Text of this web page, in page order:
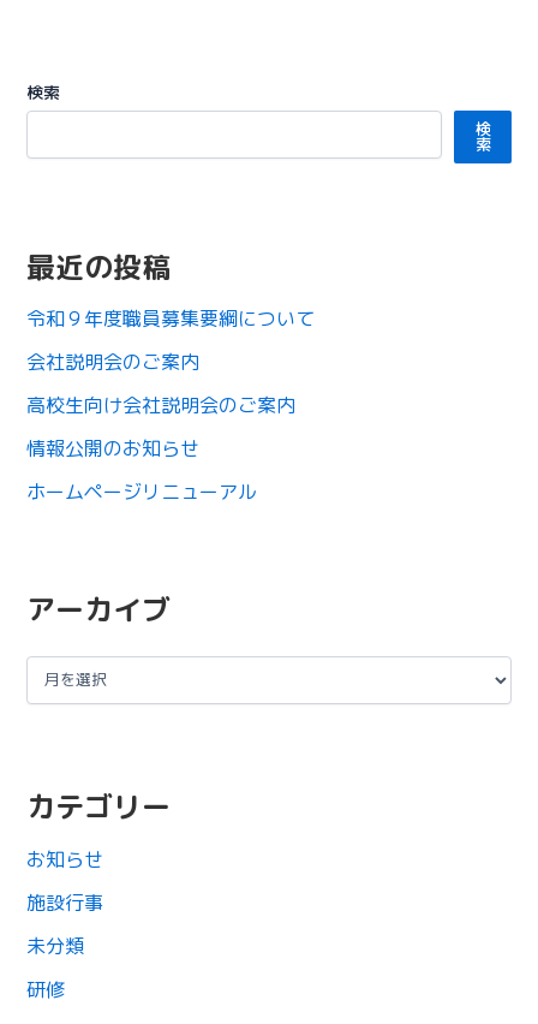
検索
検
索
最近の投稿
令和９年度職員募集要綱について
会社説明会のご案内
高校生向け会社説明会のご案内
情報公開のお知らせ
ホームページリニューアル
アーカイブ
カテゴリー
お知らせ
施設行事
未分類
研修